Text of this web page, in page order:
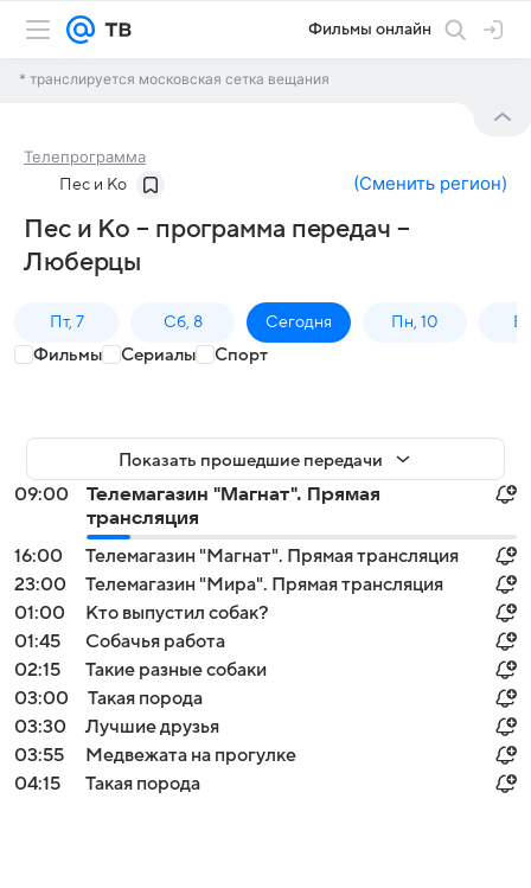
Фильмы онлайн
* транслируется московская сетка вещания
Телепрограмма
Пес и Ко (Сменить регион)
Пес и Ко – программа передач –
Люберцы
Пт, 7 Сб, 8 Сегодня Пн, 10
Фильмы Сериалы Спорт
Показать прошедшие передачи
09:00
Телемагазин "Магнат". Прямая
трансляция
16:00
Телемагазин "Магнат". Прямая трансляция
23:00
Телемагазин "Мира". Прямая трансляция
01:00
Кто выпустил собак?
01:45
Собачья работа
02:15
Такие разные собаки
03:00
Такая порода
03:30
Лучшие друзья
03:55
Медвежата на прогулке
04:15
Такая порода